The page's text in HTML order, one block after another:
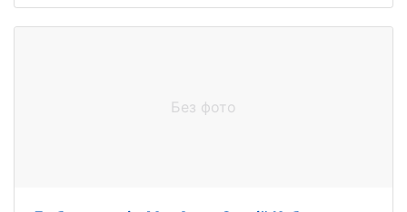
Без фото